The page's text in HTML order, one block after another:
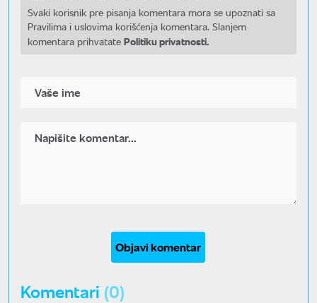
Svaki korisnik pre pisanja komentara mora se upoznati sa
Pravilima i uslovima korišćenja komentara. Slanjem
komentara prihvatate Politiku privatnosti.
Objavi komentar
Komentari (0)